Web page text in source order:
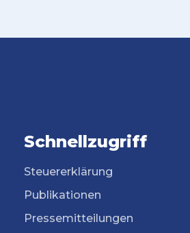
Schnellzugriff
Steuererklärung
Publikationen
Pressemitteilungen